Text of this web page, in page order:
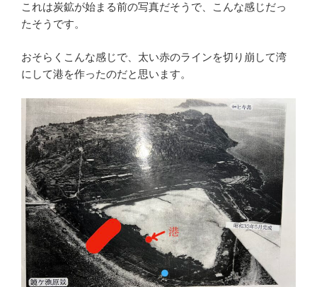
これは炭鉱が始まる前の写真だそうで、こんな感じだっ
たそうです。
おそらくこんな感じで、太い赤のラインを切り崩して湾
にして港を作ったのだと思います。